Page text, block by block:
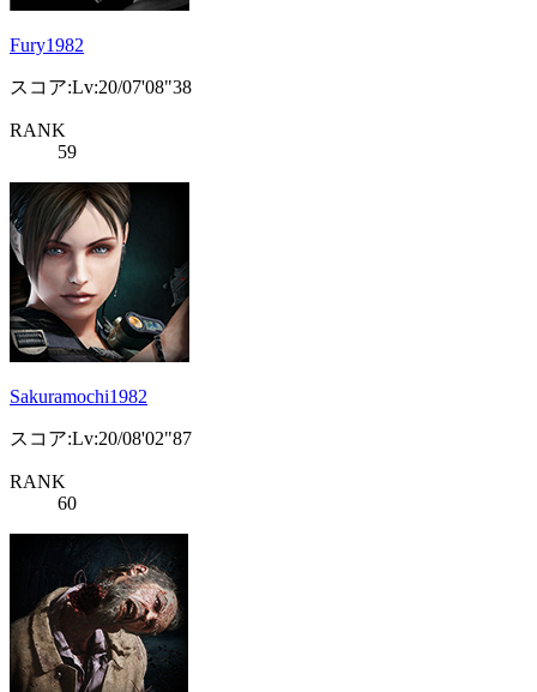
Fury1982
スコア:Lv:20/07'08"38
RANK
59
Sakuramochi1982
スコア:Lv:20/08'02"87
RANK
60